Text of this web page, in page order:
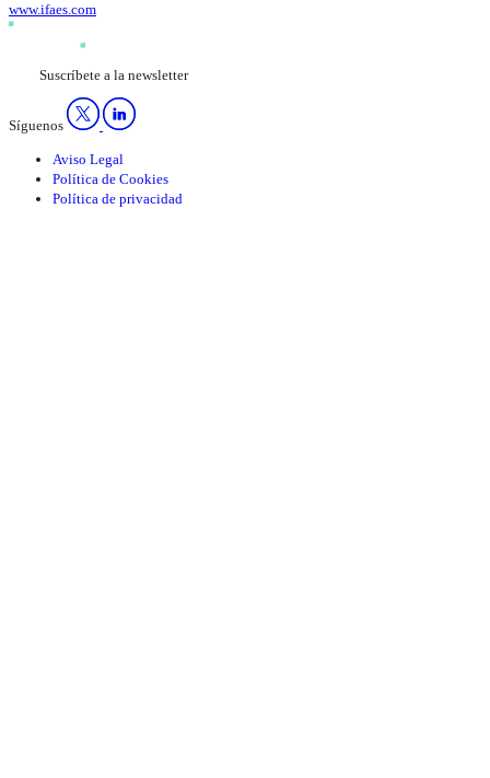
www.ifaes.com
Suscríbete a la newsletter
Síguenos
Aviso Legal
Política de Cookies
Política de privacidad